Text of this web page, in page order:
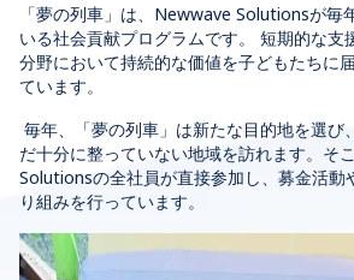
「夢の列車」は、Newwave Solutionsが毎
いる社会貢献プログラムです。 短期的な支
分野において持続的な価値を子どもたちに
ています。
毎年、「夢の列車」は新たな目的地を選び
だ十分に整っていない地域を訪れます。そ
Solutionsの全社員が直接参加し、募金活動
り組みを行っています。